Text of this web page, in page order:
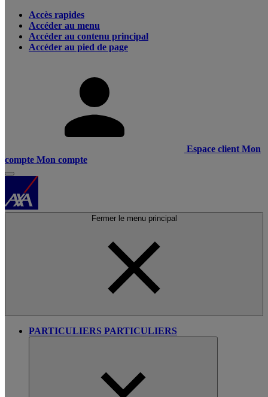
Accès rapides
Accéder au menu
Accéder au contenu principal
Accéder au pied de page
Espace client Mon
compte Mon compte
Fermer le menu principal
PARTICULIERS PARTICULIERS